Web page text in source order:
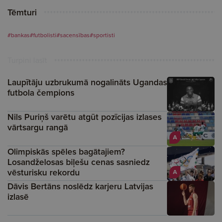
Tēmturi
#bankas#futbolisti#sacensības#sportisti
Laupītāju uzbrukumā nogalināts Ugandas
futbola čempions
A
Nils Puriņš varētu atgūt pozīcijas izlases
vārtsargu rangā
A
Olimpiskās spēles bagātajiem?
Losandželosas biļešu cenas sasniedz
vēsturisku rekordu
Dāvis Bertāns noslēdz karjeru Latvijas
izlasē